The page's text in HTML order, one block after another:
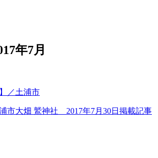
年7月
／土浦市
市大畑 鷲神社 2017年7月30日掲載記事